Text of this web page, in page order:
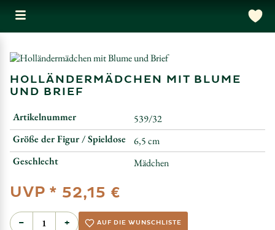
HOLLÄNDERMÄDCHEN MIT BLUME
UND BRIEF
Artikelnummer
539/32
Größe der Figur / Spieldose
6,5 cm
Geschlecht
Mädchen
UVP * 52,15 €
− + AUF DIE WUNSCHLISTE